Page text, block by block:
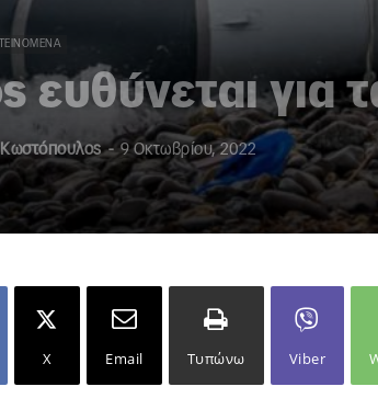
ευθύνεται για
Κωστόπουλος- 9 Οκτωβρίου, 2022
X Email Τυπώνω Viber